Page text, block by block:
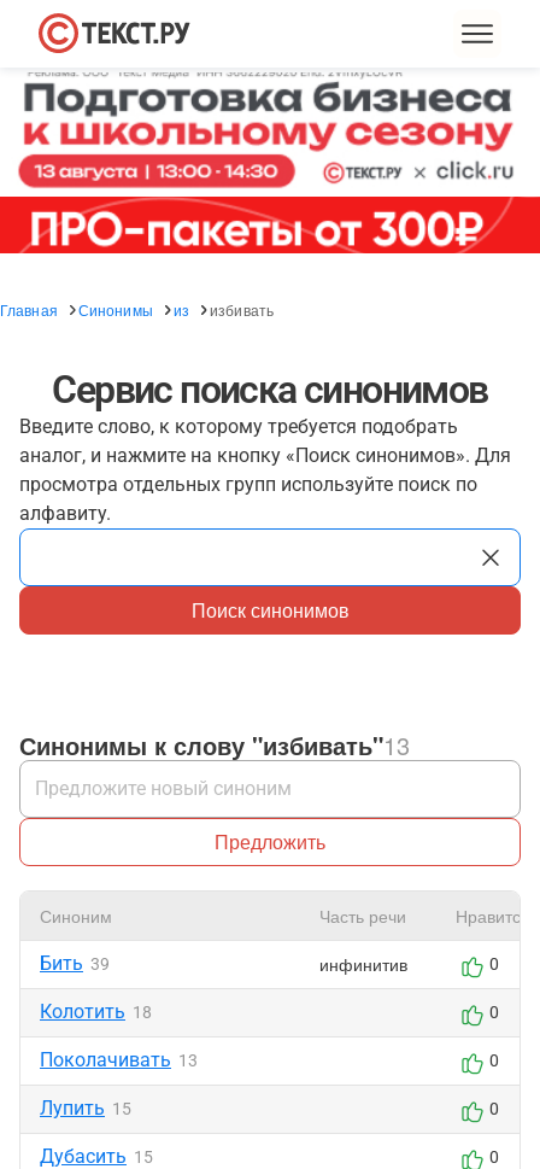
Главная Синонимы из избивать
Сервис поиска синонимов
Введите слово, к которому требуется подобрать
аналог, и нажмите на кнопку «Поиск синонимов». Для
просмотра отдельных групп используйте поиск по
алфавиту.
Поиск синонимов
Синонимы к слову "избивать"13
Предложить
Синоним Часть речи Нравится
Бить 39 инфинитив 0
Колотить 18 0
Поколачивать 13 0
Лупить 15 0
Дубасить 15 0